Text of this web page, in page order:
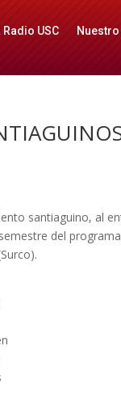
Radio USC
santiaguino, al
del